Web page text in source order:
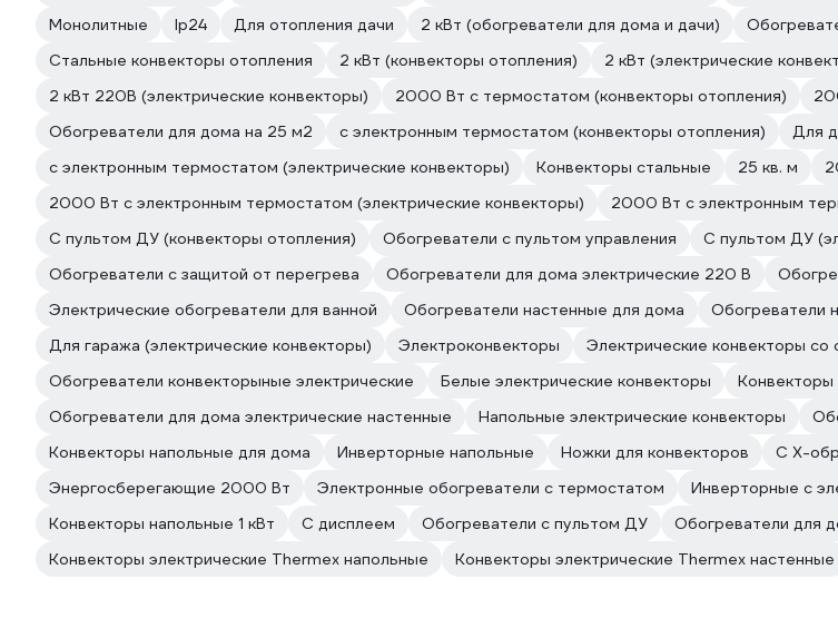
Монолитные
Ip24 Для отопления дачи 2 кВт (обогреватели для дома и дачи)
Стальные конвекторы отопления
2 кВт (конвекторы отопления) 2 кВт (электрические
2 кВт 220В (электрические конвекторы)
2000 Вт с термостатом (конвекторы отопления)
Обогреватели для дома на 25 м2
с электронным термостатом (конвекторы отопления) Для
с электронным термостатом (электрические конвекторы)
Конвекторы стальные 25 кв. м
2000 Вт с электронным термостатом (электрические конвекторы)
2000 Вт с электронным
С пультом ДУ (конвекторы отопления)
Обогреватели с пультом управления С пультом ДУ
Обогреватели с защитой от перегрева
Обогреватели для дома электрические 220 В
Электрические обогреватели для ванной
Обогреватели настенные для дома Обогреватели
Для гаража (электрические конвекторы)
Электроконвекторы Электрические конвекторы со
Обогреватели конвекторыные электрические
Белые электрические конвекторы Конвекторы
Обогреватели для дома электрические настенные
Напольные электрические конвекторы
Конвекторы напольные для дома
Инверторные напольные Ножки для конвекторов С Х-
Энергосберегающие 2000 Вт
Электронные обогреватели с термостатом Инверторные с
Конвекторы напольные 1 кВт
С дисплеем Обогреватели с пультом ДУ Обогреватели для
Конвекторы электрические Thermex напольные
Конвекторы электрические Thermex настенные